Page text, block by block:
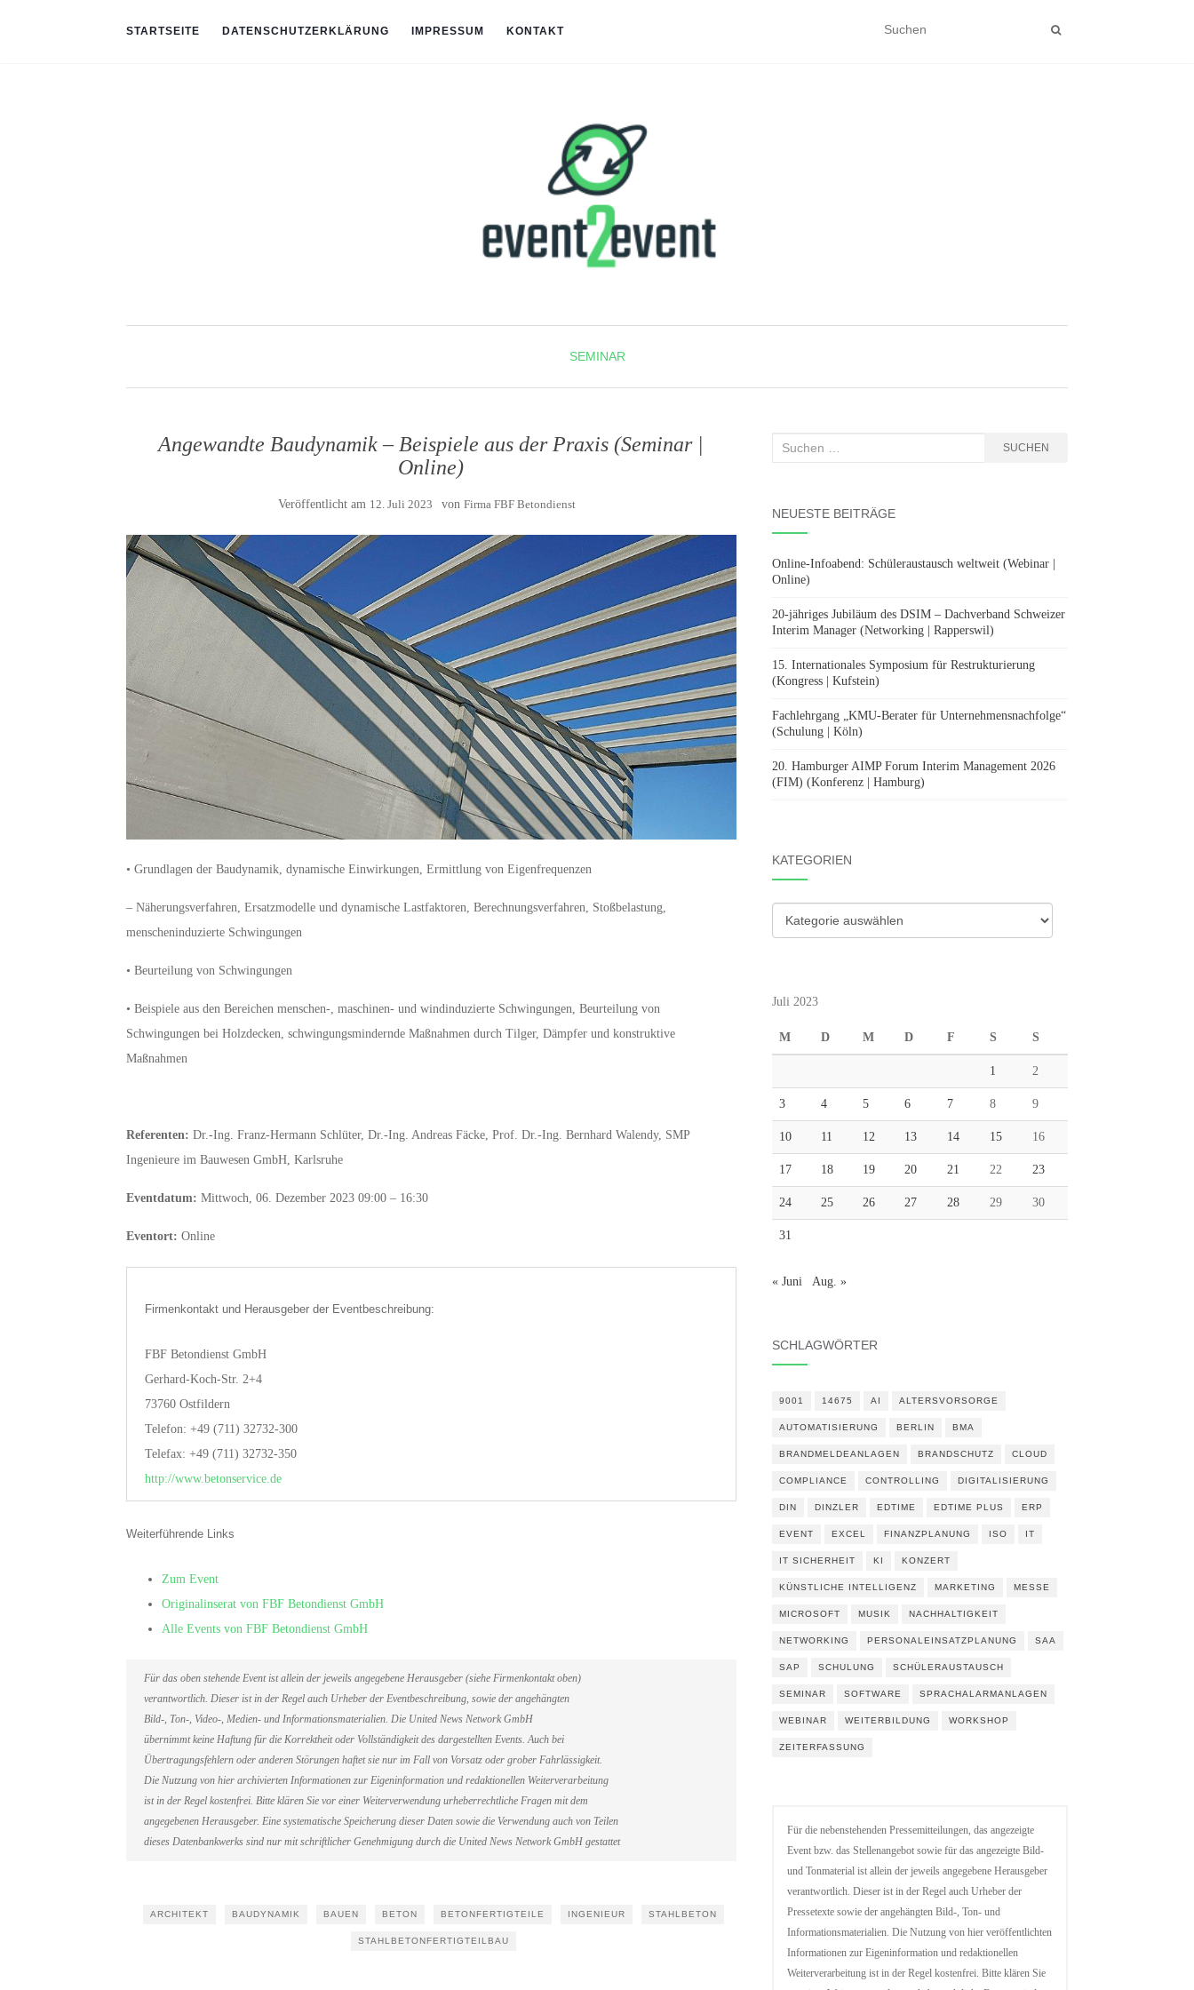
STARTSEITE DATENSCHUTZERKLÄRUNG IMPRESSUM KONTAKT
SEMINAR
Angewandte Baudynamik – Beispiele aus der Praxis (Seminar |
Online)
Veröffentlicht am 12. Juli 2023 von Firma FBF Betondienst
• Grundlagen der Baudynamik, dynamische Einwirkungen, Ermittlung von Eigenfrequenzen
– Näherungsverfahren, Ersatzmodelle und dynamische Lastfaktoren, Berechnungsverfahren, Stoßbelastung,
menscheninduzierte Schwingungen
• Beurteilung von Schwingungen
• Beispiele aus den Bereichen menschen-, maschinen- und windinduzierte Schwingungen, Beurteilung von
Schwingungen bei Holzdecken, schwingungsmindernde Maßnahmen durch Tilger, Dämpfer und konstruktive
Maßnahmen
Referenten: Dr.-Ing. Franz-Hermann Schlüter, Dr.-Ing. Andreas Fäcke, Prof. Dr.-Ing. Bernhard Walendy, SMP
Ingenieure im Bauwesen GmbH, Karlsruhe
Eventdatum: Mittwoch, 06. Dezember 2023 09:00 – 16:30
Eventort: Online
Firmenkontakt und Herausgeber der Eventbeschreibung:
FBF Betondienst GmbH
Gerhard-Koch-Str. 2+4
73760 Ostfildern
Telefon: +49 (711) 32732-300
Telefax: +49 (711) 32732-350
http://www.betonservice.de
Weiterführende Links
Zum Event
Originalinserat von FBF Betondienst GmbH
Alle Events von FBF Betondienst GmbH
Für das oben stehende Event ist allein der jeweils angegebene Herausgeber (siehe Firmenkontakt oben)
verantwortlich. Dieser ist in der Regel auch Urheber der Eventbeschreibung, sowie der angehängten
Bild-, Ton-, Video-, Medien- und Informationsmaterialien. Die United News Network GmbH
übernimmt keine Haftung für die Korrektheit oder Vollständigkeit des dargestellten Events. Auch bei
Übertragungsfehlern oder anderen Störungen haftet sie nur im Fall von Vorsatz oder grober Fahrlässigkeit.
Die Nutzung von hier archivierten Informationen zur Eigeninformation und redaktionellen Weiterverarbeitung
ist in der Regel kostenfrei. Bitte klären Sie vor einer Weiterverwendung urheberrechtliche Fragen mit dem
angegebenen Herausgeber. Eine systematische Speicherung dieser Daten sowie die Verwendung auch von Teilen
dieses Datenbankwerks sind nur mit schriftlicher Genehmigung durch die United News Network GmbH gestattet
ARCHITEKT BAUDYNAMIK BAUEN BETON BETONFERTIGTEILE INGENIEUR STAHLBETON
STAHLBETONFERTIGTEILBAU
Suchen
SUCHEN
NEUESTE BEITRÄGE
Online-Infoabend: Schüleraustausch weltweit (Webinar |
Online)
20-jähriges Jubiläum des DSIM – Dachverband Schweizer
Interim Manager (Networking | Rapperswil)
15. Internationales Symposium für Restrukturierung
(Kongress | Kufstein)
Fachlehrgang „KMU-Berater für Unternehmensnachfolge“
(Schulung | Köln)
20. Hamburger AIMP Forum Interim Management 2026
(FIM) (Konferenz | Hamburg)
KATEGORIEN
Kategorien
Juli 2023
M D M D F S S
1 2
3 4 5 6 7 8 9
10 11 12 13 14 15 16
17 18 19 20 21 22 23
24 25 26 27 28 29 30
31
« Juni Aug. »
SCHLAGWÖRTER
9001 14675 AI ALTERSVORSORGE
AUTOMATISIERUNG BERLIN BMA
BRANDMELDEANLAGEN BRANDSCHUTZ CLOUD
COMPLIANCE CONTROLLING DIGITALISIERUNG
DIN DINZLER EDTIME EDTIME PLUS ERP
EVENT EXCEL FINANZPLANUNG ISO IT
IT SICHERHEIT KI KONZERT
KÜNSTLICHE INTELLIGENZ MARKETING MESSE
MICROSOFT MUSIK NACHHALTIGKEIT
NETWORKING PERSONALEINSATZPLANUNG SAA
SAP SCHULUNG SCHÜLERAUSTAUSCH
SEMINAR SOFTWARE SPRACHALARMANLAGEN
WEBINAR WEITERBILDUNG WORKSHOP
ZEITERFASSUNG
Für die nebenstehenden Pressemitteilungen, das angezeigte
Event bzw. das Stellenangebot sowie für das angezeigte Bild-
und Tonmaterial ist allein der jeweils angegebene Herausgeber
verantwortlich. Dieser ist in der Regel auch Urheber der
Pressetexte sowie der angehängten Bild-, Ton- und
Informationsmaterialien. Die Nutzung von hier veröffentlichten
Informationen zur Eigeninformation und redaktionellen
Weiterverarbeitung ist in der Regel kostenfrei. Bitte klären Sie